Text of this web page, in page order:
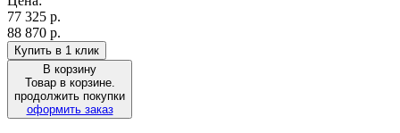
77 325 р.
88 870 р.
Купить в 1 клик
В корзину
Товар в корзине.
продолжить покупки
оформить заказ